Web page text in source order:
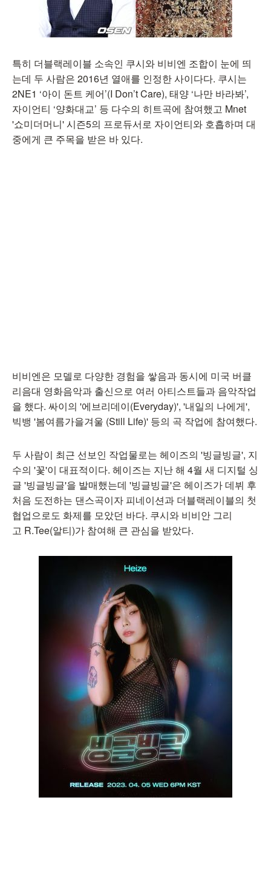
특히 더블랙레이블 소속인 쿠시와 비비엔 조합이 눈에 띄
는데 두 사람은 2016년 열애를 인정한 사이다다. 쿠시는
2NE1 ‘아이 돈트 케어’(I Don’t Care), 태양 ‘나만 바라봐’,
자이언티 ‘양화대교’ 등 다수의 히트곡에 참여했고 Mnet
'쇼미더머니' 시즌5의 프로듀서로 자이언티와 호흡하며 대
중에게 큰 주목을 받은 바 있다.
비비엔은 모델로 다양한 경험을 쌓음과 동시에 미국 버클
리음대 영화음악과 출신으로 여러 아티스트들과 음악작업
을 했다. 싸이의 '에브리데이(Everyday)', '내일의 나에게',
빅뱅 '봄여름가을겨울 (Still Life)' 등의 곡 작업에 참여했다.
두 사람이 최근 선보인 작업물로는 헤이즈의 '빙글빙글', 지
수의 '꽃'이 대표적이다. 헤이즈는 지난 해 4월 새 디지털 싱
글 '빙글빙글'을 발매했는데 '빙글빙글'은 헤이즈가 데뷔 후
처음 도전하는 댄스곡이자 피네이션과 더블랙레이블의 첫
협업으로도 화제를 모았던 바다. 쿠시와 비비안 그리
고 R.Tee(알티)가 참여해 큰 관심을 받았다.